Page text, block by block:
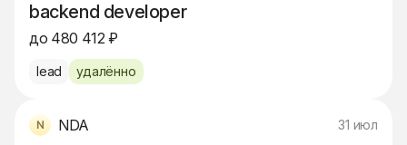
backend developer
до 480 412 ₽
lead удалённо
NDA 31 июл